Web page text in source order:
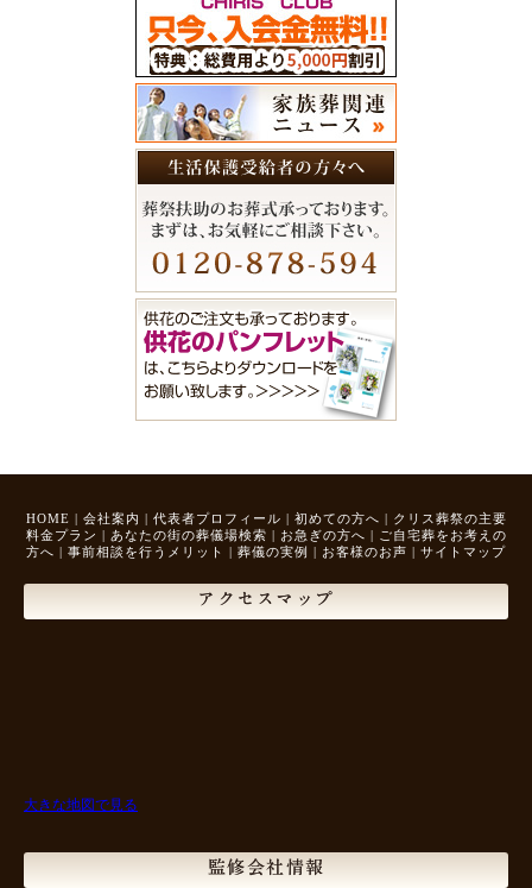
HOME | 会社案内 | 代表者プロフィール | 初めての方へ | クリス葬祭の主要
料金プラン | あなたの街の葬儀場検索 | お急ぎの方へ | ご自宅葬をお考えの
方へ | 事前相談を行うメリット | 葬儀の実例 | お客様のお声 | サイトマップ
アクセスマップ
大きな地図で見る
監修会社情報